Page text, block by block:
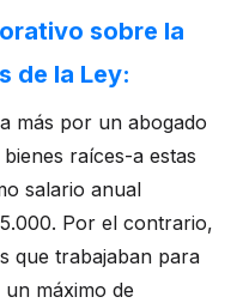
sobre la
de la Ley:
más por un abogado
raíces-a estas
salario anual
Por el contrario,
que trabajaban para
máximo de